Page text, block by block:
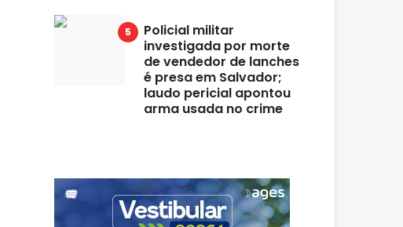
Policial militar
investigada por morte
de vendedor de lanches
é presa em Salvador;
laudo pericial apontou
arma usada no crime